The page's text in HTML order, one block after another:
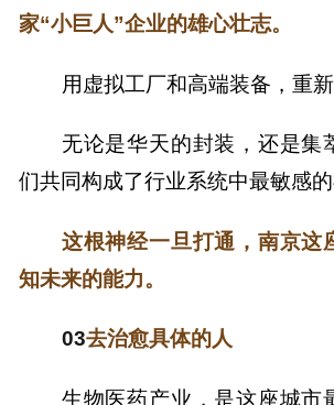
家“小巨人”企业的雄心壮志。
用虚拟工厂和高端装备，重新
无论是华天的封装，还是集
们共同构成了行业系统中最敏感的
这根神经一旦打通，南京这
知未来的能力。
03去治愈具体的人
生物医药产业，是这座城市